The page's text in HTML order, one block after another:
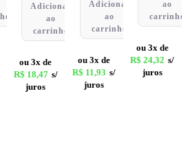
Adicionar
ao
carrinho
ou 3x de
R$ 18,47 s/
juros
Adicionar
ao
carrinho
ou 3x de
R$ 11,93 s/
juros
ao
carrinho
ou 3x de
R$ 24,32 s/
juros